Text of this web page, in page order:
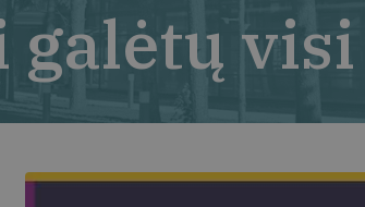
galėtų visi